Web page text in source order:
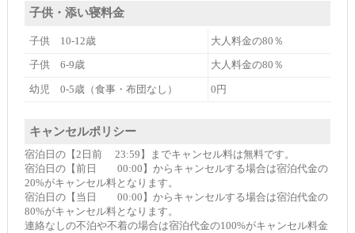
子供・添い寝料金
子供 10-12歳 大人料金の80％
子供 6-9歳 大人料金の80％
幼児 0-5歳（食事・布団なし） 0円
キャンセルポリシー
宿泊日の【2日前 23:59】までキャンセル料は無料です。
宿泊日の【前日 00:00】からキャンセルする場合は宿泊代金の
20%がキャンセル料となります。
宿泊日の【当日 00:00】からキャンセルする場合は宿泊代金の
80%がキャンセル料となります。
連絡なしの不泊や不着の場合は宿泊代金の100%がキャンセル料金